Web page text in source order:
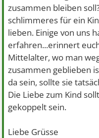
zusammen bleiben
schlimmeres für ein
lieben. Einige von uns
erfahren...erinnert
Mittelalter, wo man
zusammen geblieben
da sein, sollte sie
Die Liebe zum Kind
gekoppelt sein.
Liebe Grüsse